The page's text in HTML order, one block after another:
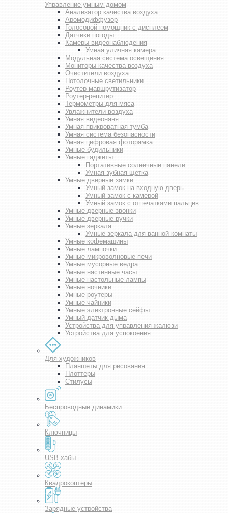
Управление умным домом
Анализатор качества воздуха
Аромодиффузор
Голосовой помощник с дисплеем
Датчики погоды
Камеры видеонаблюдения
Умная уличная камера
Модульная система освещения
Мониторы качества воздуха
Очистители воздуха
Потолочные светильники
Роутер-маршрутизатор
Роутер-репитер
Термометры для мяса
Увлажнители воздуха
Умная видеоняня
Умная прикроватная тумба
Умная система безопасности
Умная цифровая фоторамка
Умные будильники
Умные гаджеты
Портативные солнечные панели
Умная зубная щетка
Умные дверные замки
Умный замок на входную дверь
Умный замок с камерой
Умный замок с отпечатками пальцев
Умные дверные звонки
Умные дверные ручки
Умные зеркала
Умные зеркала для ванной комнаты
Умные кофемашины
Умные лампочки
Умные микроволновые печи
Умные мусорные ведра
Умные настенные часы
Умные настольные лампы
Умные ночники
Умные роутеры
Умные чайники
Умные электронные сейфы
Умный датчик дыма
Устройства для управления жалюзи
Устройства для успокоения
Для художников
Планшеты для рисования
Плоттеры
Стилусы
Беспроводные динамики
Ключницы
USB-хабы
Квадрокоптеры
Зарядные устройства